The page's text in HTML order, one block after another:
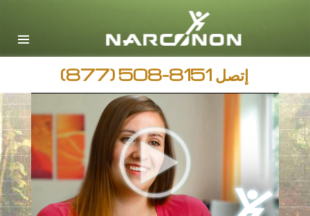
Arabic
جميع المناطق / اللغات
إتصل(877) 508-8151